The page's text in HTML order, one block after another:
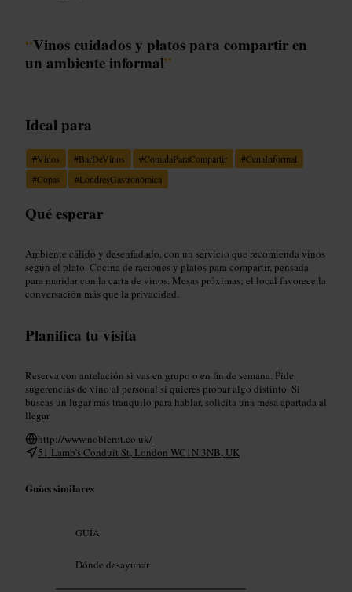
“Vinos cuidados y platos para compartir en
un ambiente informal”
Ideal para
#Vinos #BarDeVinos #ComidaParaCompartir #CenaInformal
#Copas #LondresGastronómica
Qué esperar
Ambiente cálido y desenfadado, con un servicio que recomienda vinos
según el plato. Cocina de raciones y platos para compartir, pensada
para maridar con la carta de vinos. Mesas próximas; el local favorece la
conversación más que la privacidad.
Planifica tu visita
Reserva con antelación si vas en grupo o en fin de semana. Pide
sugerencias de vino al personal si quieres probar algo distinto. Si
buscas un lugar más tranquilo para hablar, solicita una mesa apartada al
llegar.
http://www.noblerot.co.uk/
51 Lamb's Conduit St, London WC1N 3NB, UK
Guías similares
GUÍA
Dónde desayunar